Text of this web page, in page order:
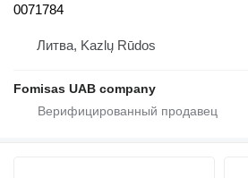
0071784
Литва, Kazlų Rūdos
Fomisas UAB company